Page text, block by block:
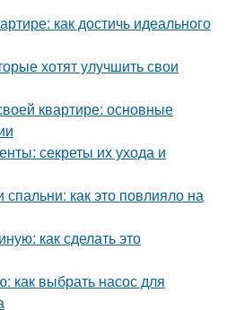
как достичь идеального
хотят улучшить свои
квартире: основные
секреты их ухода и
спальни: как это повлияло на
как сделать это
как выбрать насос для